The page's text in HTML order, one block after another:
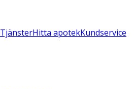
TjänsterHitta apotekKundservice